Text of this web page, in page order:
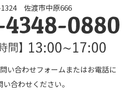
1324 佐渡市中原666
い合わせフォームまたはお電話に
い合わせください。